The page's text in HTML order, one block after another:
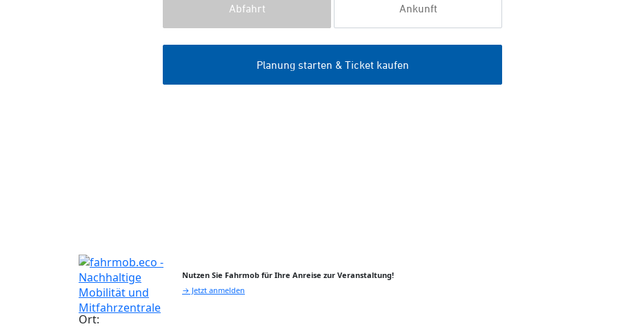
Nutzen Sie Fahrmob für Ihre Anreise zur Veranstaltung!
→ Jetzt anmelden
Ort: